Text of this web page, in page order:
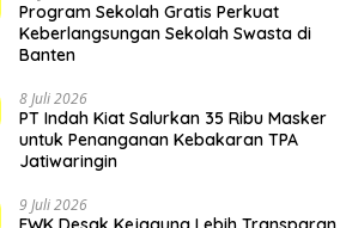
Program Sekolah Gratis Perkuat
Keberlangsungan Sekolah Swasta di
Banten
8 Juli 2026
PT Indah Kiat Salurkan 35 Ribu Masker
untuk Penanganan Kebakaran TPA
Jatiwaringin
9 Juli 2026